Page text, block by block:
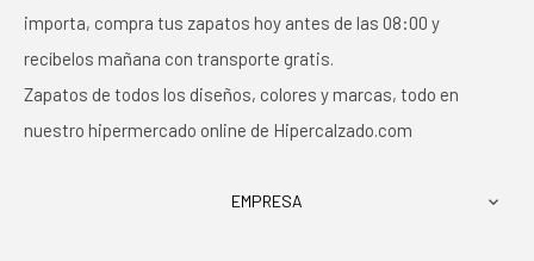
importa, compra tus zapatos hoy antes de las 08:00 y
recíbelos mañana con transporte gratis.
Zapatos de todos los diseños, colores y marcas, todo en
nuestro hipermercado online de Hipercalzado.com
EMPRESA 